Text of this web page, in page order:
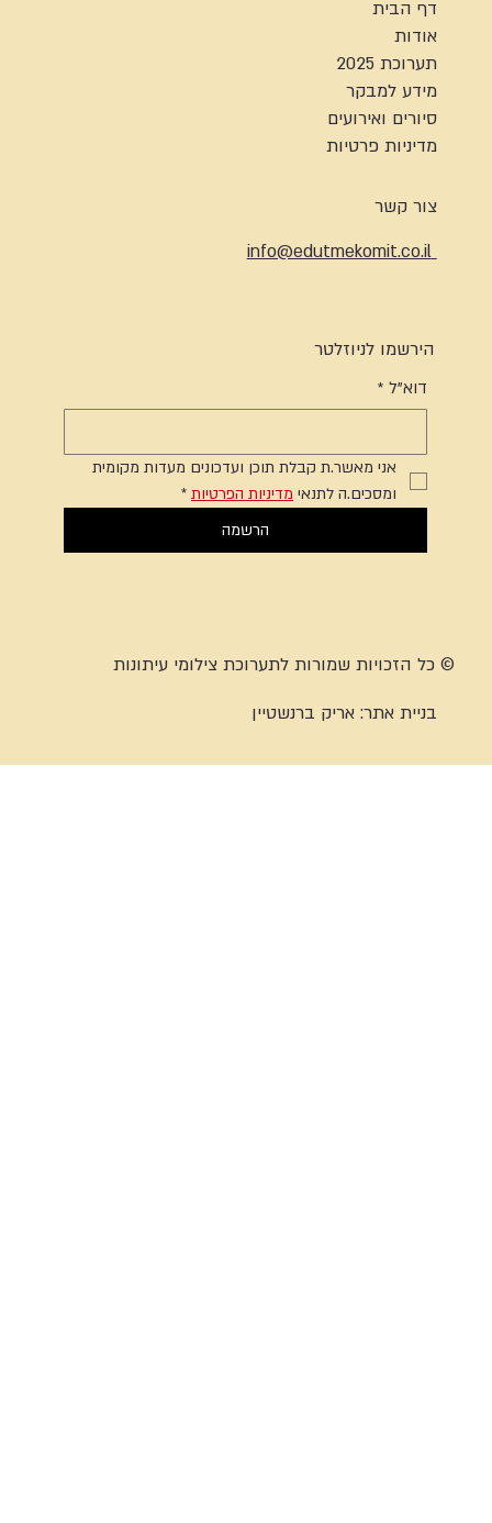
דף הבית
אודות
תערוכת 2025
מידע למבקר
סיורים ואירועים
מדיניות פרטיות
צור קשר
info@edutmekomit.co.il
הירשמו לניוזלטר
דוא"ל *
אני מאשר.ת קבלת תוכן ועדכונים מעדות מקומית
ומסכים.ה לתנאי מדיניות הפרטיות *
הרשמה
© כל הזכויות שמורות לתערוכת צילומי עיתונות
בניית אתר:אריק ברנשטיין